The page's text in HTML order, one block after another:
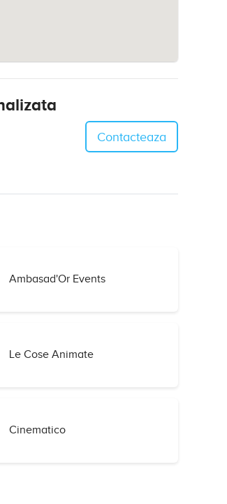
Contacteaza
Ambasad'Or Events
Le Cose Animate
Cinematico